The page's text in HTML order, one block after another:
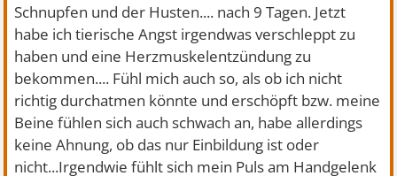
Schnupfen und der Husten.... nach 9 Tagen. Jetzt
habe ich tierische Angst irgendwas verschleppt zu
haben und eine Herzmuskelentzündung zu
bekommen.... Fühl mich auch so, als ob ich nicht
richtig durchatmen könnte und erschöpft bzw. meine
Beine fühlen sich auch schwach an, habe allerdings
keine Ahnung, ob das nur Einbildung ist oder
nicht...Irgendwie fühlt sich mein Puls am Handgelenk